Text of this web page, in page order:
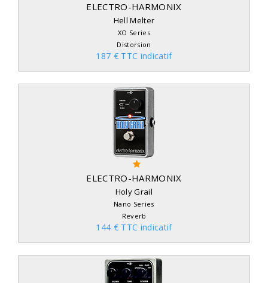
ELECTRO-HARMONIX
Hell Melter
XO Series
Distorsion
187 € TTC indicatif
ELECTRO-HARMONIX
Holy Grail
Nano Series
Reverb
144 € TTC indicatif